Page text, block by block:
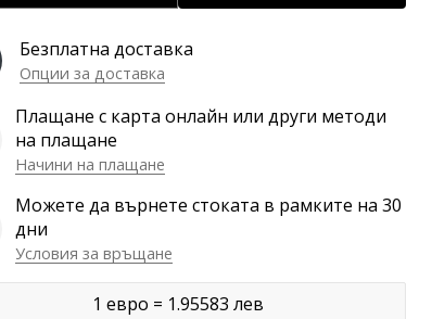
Безплатна доставка
Опции за доставка
Плащане с карта онлайн или други методи
на плащане
Начини на плащане
Можете да върнете стоката в рамките на 30
дни
Условия за връщане
1 евро = 1.95583 лев